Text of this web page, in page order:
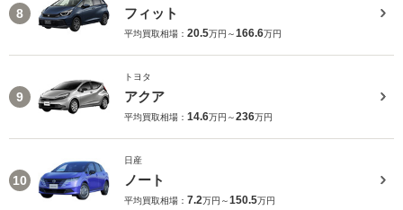
8 フィット
平均買取相場： 20.5万円～166.6万円
9
トヨタ
アクア
平均買取相場： 14.6万円～236万円
10
日産
ノート
平均買取相場： 7.2万円～150.5万円